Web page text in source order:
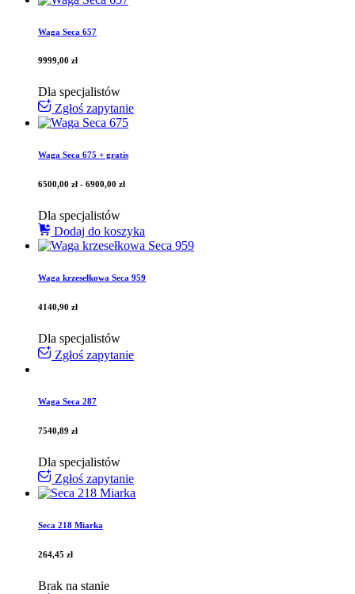
Waga Seca 657
9999,00 zł
Dla specjalistów
Zgłoś zapytanie
Waga Seca 675 + gratis
6500,00 zł - 6900,00 zł
Dla specjalistów
Dodaj do koszyka
Waga krzesełkowa Seca 959
4140,90 zł
Dla specjalistów
Zgłoś zapytanie
Waga Seca 287
7540,89 zł
Dla specjalistów
Zgłoś zapytanie
Seca 218 Miarka
264,45 zł
Brak na stanie